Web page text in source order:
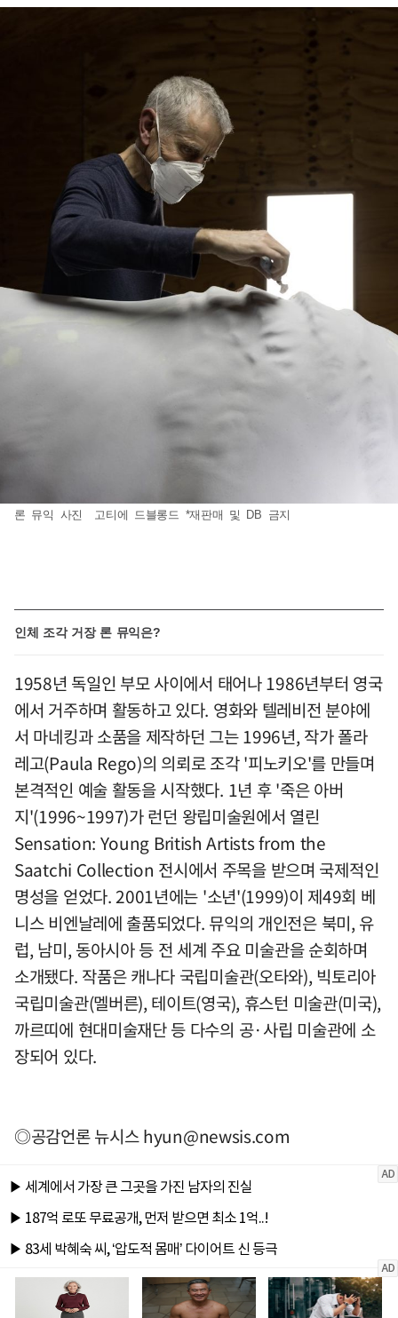
론 뮤익 사진 고티에 드블롱드 *재판매 및 DB 금지
인체 조각 거장 론 뮤익은?
1958년 독일인 부모 사이에서 태어나 1986년부터 영국
에서 거주하며 활동하고 있다. 영화와 텔레비전 분야에
서 마네킹과 소품을 제작하던 그는 1996년, 작가 폴라
레고(Paula Rego)의 의뢰로 조각 '피노키오'를 만들며
본격적인 예술 활동을 시작했다. 1년 후 '죽은 아버
지'(1996~1997)가 런던 왕립미술원에서 열린
Sensation: Young British Artists from the
Saatchi Collection 전시에서 주목을 받으며 국제적인
명성을 얻었다. 2001년에는 '소년'(1999)이 제49회 베
니스 비엔날레에 출품되었다. 뮤익의 개인전은 북미, 유
럽, 남미, 동아시아 등 전 세계 주요 미술관을 순회하며
소개됐다. 작품은 캐나다 국립미술관(오타와), 빅토리아
국립미술관(멜버른), 테이트(영국), 휴스턴 미술관(미국),
까르띠에 현대미술재단 등 다수의 공·사립 미술관에 소
장되어 있다.
◎공감언론 뉴시스hyun@newsis.com